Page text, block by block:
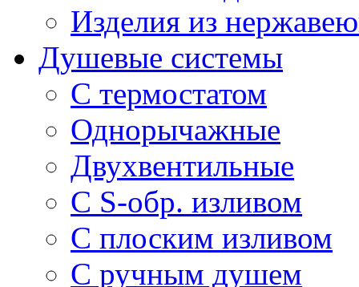
Изделия из
Душевые системы
С термостатом
Однорычажные
Двухвентильные
С S-обр. изливом
С плоским изливом
С ручным душем